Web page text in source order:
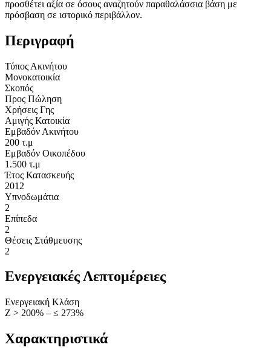
προσθέτει αξία σε όσους αναζητούν παραθαλάσσια βάση με
πρόσβαση σε ιστορικό περιβάλλον.
Περιγραφή
Τύπος Ακινήτου
Μονοκατοικία
Σκοπός
Προς Πώληση
Χρήσεις Γης
Αμιγής Κατοικία
Εμβαδόν Ακινήτου
200 τ.μ
Εμβαδόν Οικοπέδου
1.500 τ.μ
Έτος Κατασκευής
2012
Υπνοδωμάτια
2
Επίπεδα
2
Θέσεις Στάθμευσης
2
Ενεργειακές Λεπτομέρειες
Ενεργειακή Κλάση
Ζ > 200% – ≤ 273%
Χαρακτηριστικά